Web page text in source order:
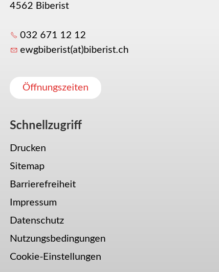
4562 Biberist
032 671 12 12
ewgbiberist(at)biberist.ch
Öffnungszeiten
Schnellzugriff
Drucken
Sitemap
Barrierefreiheit
Impressum
Datenschutz
Nutzungsbedingungen
Cookie-Einstellungen